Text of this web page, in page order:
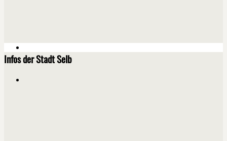
Infos der Stadt Selb